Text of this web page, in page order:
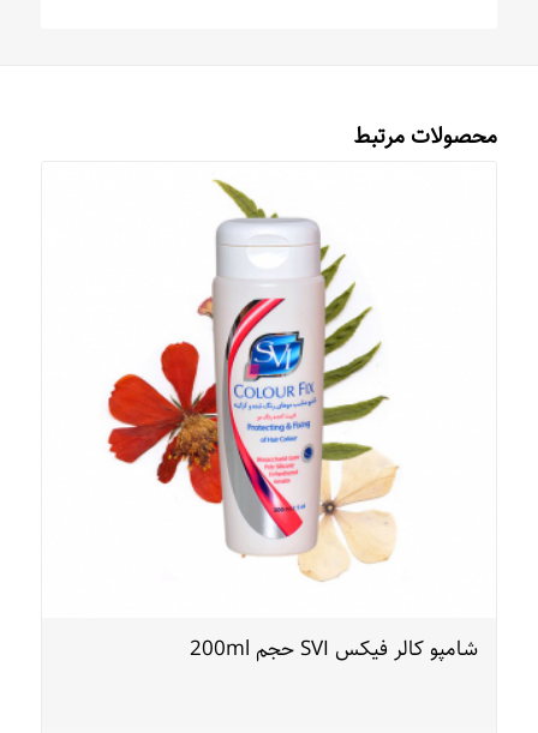
محصولات مرتبط
شامپو کالر فیکس SVI حجم 200ml